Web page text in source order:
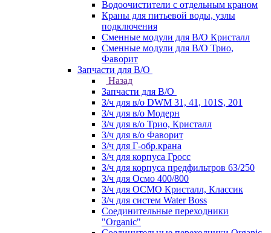
Водоочистители с отдельным краном
Краны для питьевой воды, узлы
подключения
Сменные модули для В/О Кристалл
Сменные модули для В/О Трио,
Фаворит
Запчасти для В/О
Назад
Запчасти для В/О
З/ч для в/о DWM 31, 41, 101S, 201
З/ч для в/о Модерн
З/ч для в/о Трио, Кристалл
З/ч для в/о Фаворит
З/ч для Г-обр.крана
З/ч для корпуса Гросс
З/ч для корпуса предфильтров 63/250
З/ч для Осмо 400/800
З/ч для ОСМО Кристалл, Классик
З/ч для систем Water Boss
Соединительные переходники
"Organic"